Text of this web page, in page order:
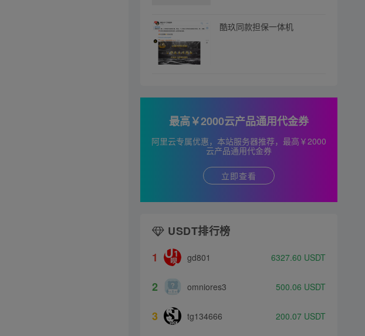
酷玖同款担保一体机
最高￥2000云产品通用代金券
阿里云专属优惠，本站服务器推荐，最高￥2000
云产品通用代金券
立即查看
USDT排行榜
1
gd801 6327.60 USDT
2 omniores3 500.06 USDT
3 tg134666 200.07USDT